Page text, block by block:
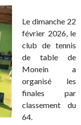
Le dimanche 22
février 2026, le
club de tennis
de table de
Monein a
organisé les
finales par
classement du
64.